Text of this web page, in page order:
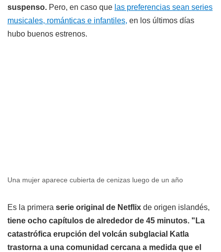
suspenso. Pero, en caso que las preferencias sean series
musicales, románticas e infantiles, en los últimos días
hubo buenos estrenos.
Una mujer aparece cubierta de cenizas luego de un año
Es la primera serie original de Netflix de origen islandés,
tiene ocho capítulos de alrededor de 45 minutos. "La
catastrófica erupción del volcán subglacial Katla
trastorna a una comunidad cercana a medida que el